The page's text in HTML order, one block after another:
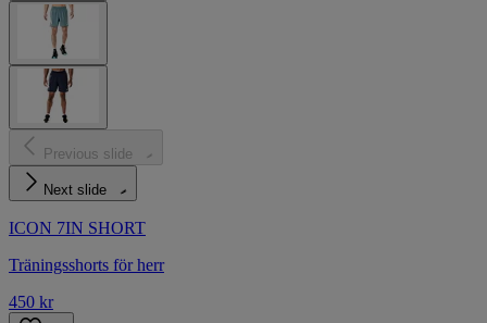
Previous slide
Next slide
ICON 7IN SHORT
Träningsshorts för herr
450 kr